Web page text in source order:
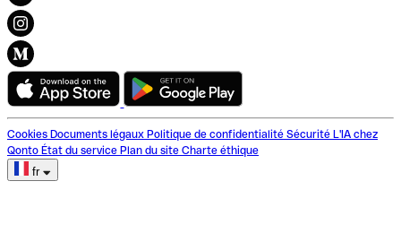
Cookies Documents légaux Politique de confidentialité Sécurité L'IA chez
Qonto État du service Plan du site Charte éthique
fr